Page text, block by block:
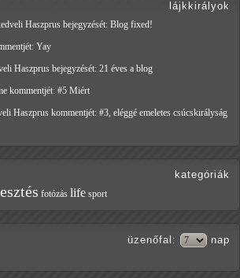
lájkkirályok
Haszprus bejegyzését: Blog fixed!
Yay
Haszprus bejegyzését: 21 éves a blog
kommentjét: #5 Miért
Haszprus kommentjét: #3, eléggé emeletes csúcskirályság
kategóriák
fotózás life sport
üzenőfal : nap